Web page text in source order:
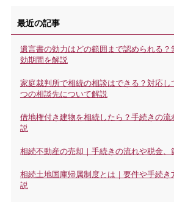
最近の記事
遺言書の効力はどの範囲まで認められる
効期間を解説
家庭裁判所で相続の相談はできる？対応し
つの相談先について解説
借地権付き建物を相続したら？手続きの
説
相続不動産の売却｜手続きの流れや税金、
相続土地国庫帰属制度とは｜要件や手続
説